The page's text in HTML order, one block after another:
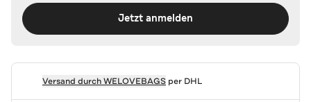
Jetzt anmelden
Versand durchWELOVEBAGSper DHL